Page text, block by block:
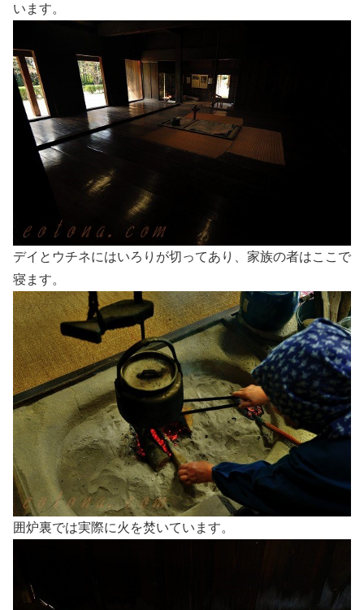
います。
デイとウチネにはいろりが切ってあり、家族の者はここで
寝ます。
囲炉裏では実際に火を焚いています。